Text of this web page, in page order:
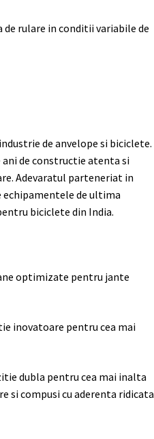
rulare in conditii variabile de
de anvelope si biciclete.
ani de constructie atenta si
Adevaratul parteneriat in
de ultima
biciclete din India.
optimizate pentru jante
inovatoare pentru cea mai
dubla pentru cea mai inalta
si compusi cu aderenta ridicata